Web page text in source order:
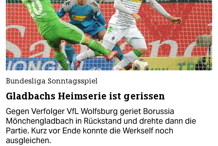
Bundesliga Sonntagsspiel
Gladbachs Heimserie ist gerissen
Gegen Verfolger VfL Wolfsburg geriet Borussia
Mönchengladbach in Rückstand und drehte dann die
Partie. Kurz vor Ende konnte die Werkself noch
ausgleichen.